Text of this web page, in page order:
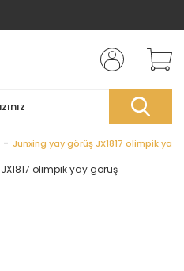
Junxing yay görüş JX1817 olimpik yay